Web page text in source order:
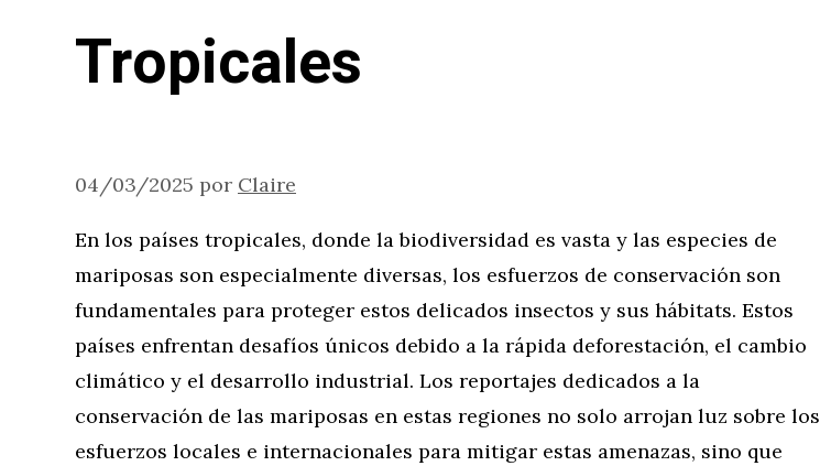
Tropicales
04/03/2025 por Claire
En los países tropicales, donde la biodiversidad es vasta y las especies de
mariposas son especialmente diversas, los esfuerzos de conservación son
fundamentales para proteger estos delicados insectos y sus hábitats. Estos
países enfrentan desafíos únicos debido a la rápida deforestación, el cambio
climático y el desarrollo industrial. Los reportajes dedicados a la
conservación de las mariposas en estas regiones no solo arrojan luz sobre los
esfuerzos locales e internacionales para mitigar estas amenazas, sino que